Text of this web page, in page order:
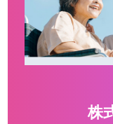
株